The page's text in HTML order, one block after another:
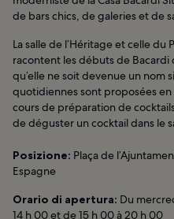
de bars chics, de galeries et de
La salle de l’Héritage et celle
racontent les débuts de
qu’elle ne soit devenue un nom
quotidiennes sont proposées en
cours de préparation de
de déguster un cocktail dans le
Posizione: Plaça de
Espagne
Orario di apertura: Du
14 h 00 et de 15 h 00 à 20 h 00